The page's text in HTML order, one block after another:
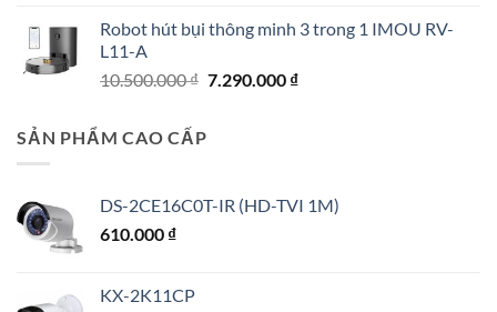
là:
tại
1.150.000 ₫.
Robot hút bụi thông minh 3 trong 1 IMOU RV-
L11-A
10.500.000₫ Giá
7.290.000 ₫Giá
SẢN PHẨM CAO CẤP
DS-2CE16C0T-IR (HD-TVI 1M)
610.000 ₫
KX-2K11CP